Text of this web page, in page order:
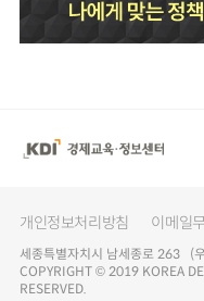
개인정보처리방침 이메일
세종특별자치시 남세종로 263
COPYRIGHT © 2019 KOREA
RESERVED.